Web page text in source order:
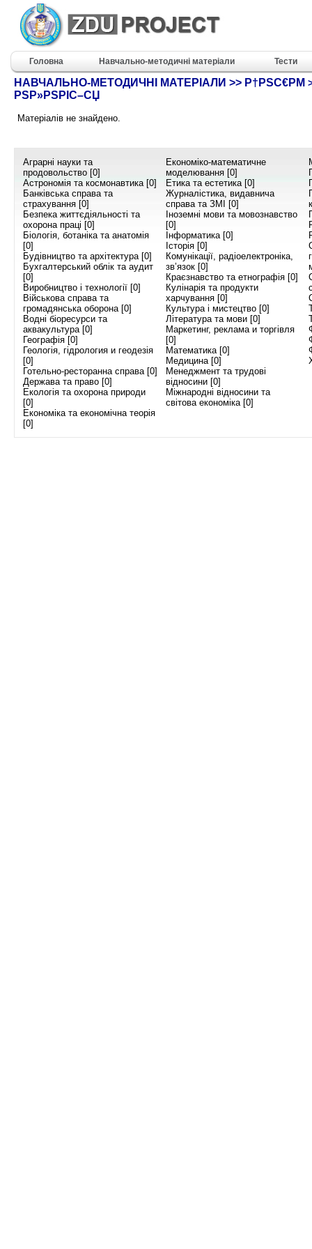
Головна Навчально-методичні матеріали Тести
НАВЧАЛЬНО-МЕТОДИЧНІ МАТЕРІАЛИ >> Р†РЅС€РΜ
РЅР»РЅРІС–СЏ
Матеріалів не знайдено.
Аграрні науки та
продовольство [0]
Астрономія та космонавтика [0]
Банківська справа та
страхування [0]
Безпека життєдіяльності та
охорона праці [0]
Біологія, ботаніка та анатомія
[0]
Будівництво та архітектура [0]
Бухгалтерський облік та аудит
[0]
Виробництво і технології [0]
Військова справа та
громадянська оборона [0]
Водні біоресурси та
аквакультура [0]
Географія [0]
Геологія, гідрология и геодезія
[0]
Готельно-ресторанна справа [0]
Держава та право [0]
Екологія та охорона природи
[0]
Економіка та економічна теорія
[0]
Економіко-математичне
моделювання [0]
Етика та естетика [0]
Журналістика, видавнича
справа та ЗМІ [0]
Іноземні мови та мовознавство
[0]
Інформатика [0]
Історія [0]
Комунікації, радіоелектроніка,
зв’язок [0]
Краєзнавство та етнографія [0]
Кулінарія та продукти
харчування [0]
Культура і мистецтво [0]
Література та мови [0]
Маркетинг, реклама и торгівля
[0]
Математика [0]
Медицина [0]
Менеджмент та трудові
відносини [0]
Міжнародні відносини та
світова економіка [0]